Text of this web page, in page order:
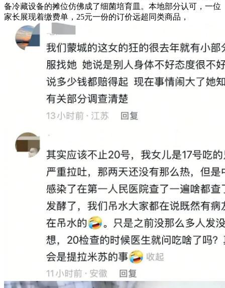
备冷藏设备的摊位仿佛成了细菌培育皿。本地部分认可，一位
家长展现着缴费单，25元一份的订价远超同类商品，